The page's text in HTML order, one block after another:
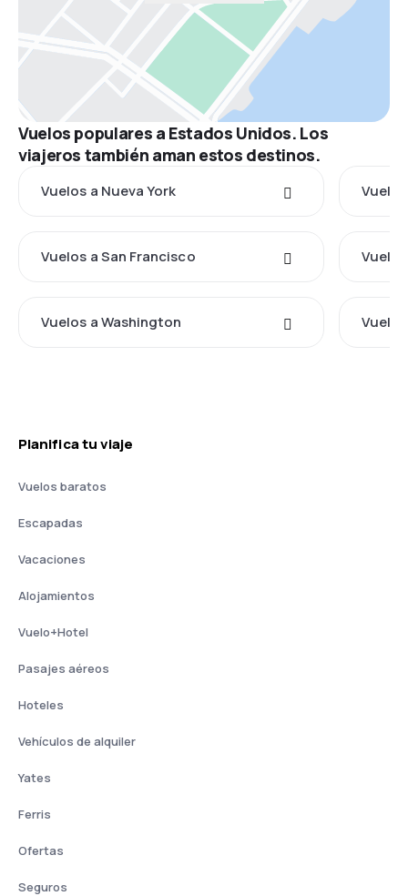
Vuelos populares a Estados Unidos. Los
viajeros también aman estos destinos.
Vuelos a Nueva York
Vuelos a San Francisco
Vuelos a Washington
Planifica tu viaje
Vuelos baratos
Escapadas
Vacaciones
Alojamientos
Vuelo+Hotel
Pasajes aéreos
Hoteles
Vehículos de alquiler
Yates
Ferris
Ofertas
Seguros